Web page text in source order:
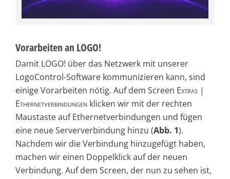
Vorarbeiten an LOGO!
Damit LOGO! über das Netzwerk mit unserer
LogoControl-Software kommunizieren kann, sind
einige Vorarbeiten nötig. Auf dem Screen Extras |
Ethernetverbindungen klicken wir mit der rechten
Maustaste auf Ethernetverbindungen und fügen
eine neue Serververbindung hinzu (Abb. 1).
Nachdem wir die Verbindung hinzugefügt haben,
machen wir einen Doppelklick auf der neuen
Verbindung. Auf dem Screen, der nun zu sehen ist,